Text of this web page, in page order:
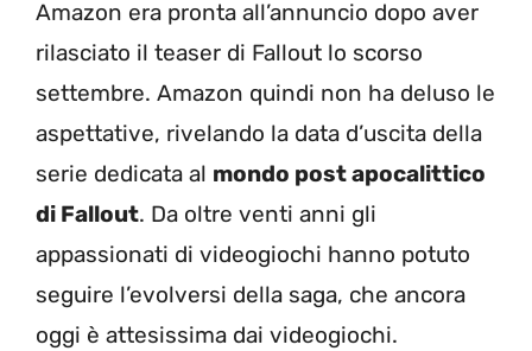
Amazon era pronta all’annuncio dopo aver
rilasciato il teaser di Fallout lo scorso
settembre. Amazon quindi non ha deluso le
aspettative, rivelando la data d’uscita della
serie dedicata al mondo post apocalittico
di Fallout. Da oltre venti anni gli
appassionati di videogiochi hanno potuto
seguire l’evolversi della saga, che ancora
oggi è attesissima dai videogiochi.